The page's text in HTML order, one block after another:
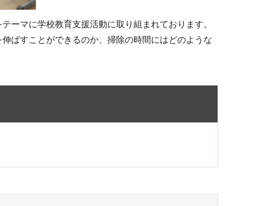
ーマに学校教育支援活動に取り組まれております。
ばすことができるのか、掃除の時間にはどのような